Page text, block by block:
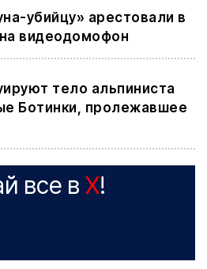
убийцу» арестовали в
видеодомофон
тело альпиниста
Ботинки, пролежавшее
все в X!